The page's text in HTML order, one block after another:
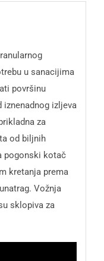
u sanacijima
površinu
iznenadnog izljeva
za
od biljnih
pogonski kotač
kretanja prema
Vožnja
sklopiva za